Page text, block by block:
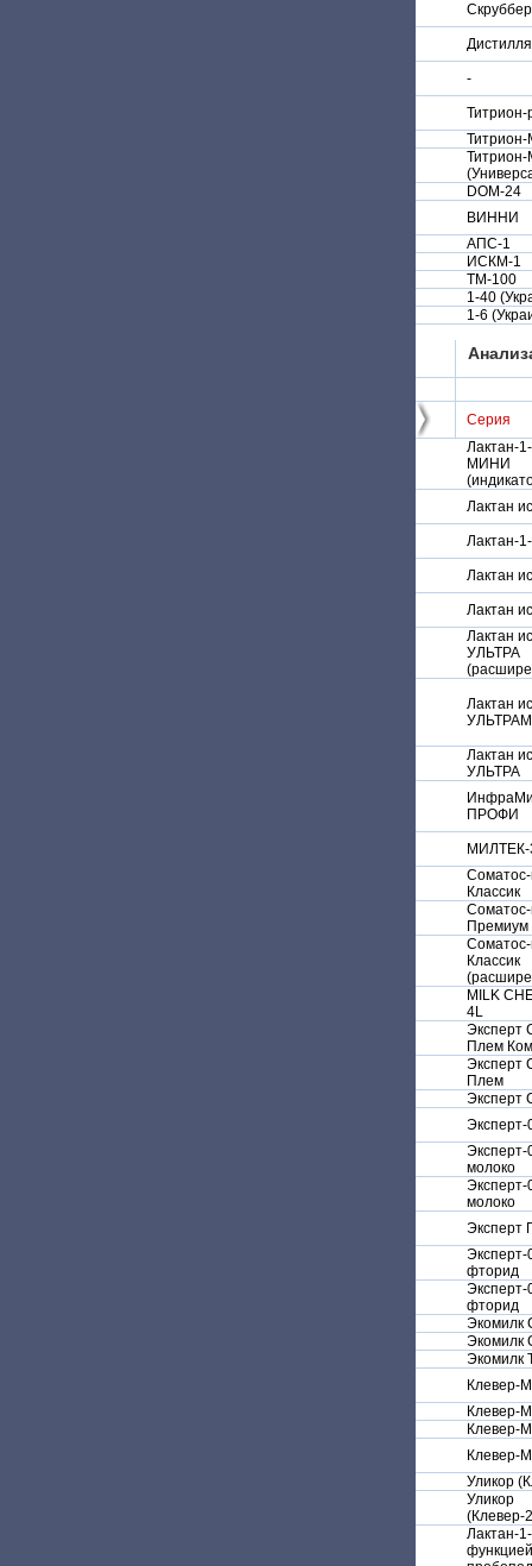
Скруббер
-
Титрион-
Титрион-
DOM-24
ВИННИ
АПС-1
ИСКМ-1
ТМ-100
1-40
1-6
Серия
Лактан-
МИНИ
Лактан
Лактан-
Лактан
Лактан
Лактан
УЛЬТРА
Лактан
Лактан
УЛЬТРА
ПРОФИ
МИЛТЕК-
Классик
Премиум
Классик
MILK
4L
Эксперт
Плем
Эксперт
Плем
Эксперт
Эксперт-
молоко
Эксперт-
молоко
Эксперт
Эксперт-
фторид
Эксперт-
фторид
Экомилк
Экомилк
Экомилк
Клевер-
Клевер-
Клевер-
Клевер-
Уликор
Уликор
(Клевер-
Лактан-
функцией